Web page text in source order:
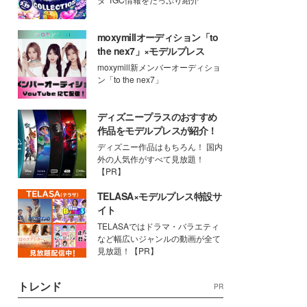
moxymillオーディション「to
the nex7」×モデルプレス
moxymill新メンバーオーディショ
ン「to the nex7」
ディズニープラスのおすすめ
作品をモデルプレスが紹介！
ディズニー作品はもちろん！ 国内
外の人気作がすべて見放題！
【PR】
TELASA×モデルプレス特設サ
イト
TELASAではドラマ・バラエティ
など幅広いジャンルの動画が全て
見放題！【PR】
トレンド PR